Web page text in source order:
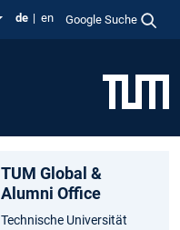
de en Google Suche
TUM Global &
Alumni Office
Technische Universität